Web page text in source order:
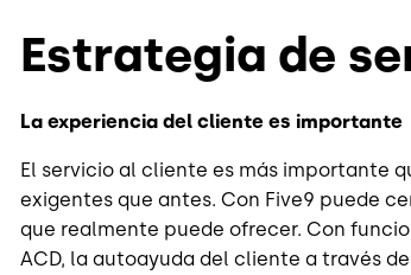
Estrategia de
La experiencia del cliente es importante
El servicio al cliente es más importante
exigentes que antes. Con Five9 puede
que realmente puede ofrecer. Con
ACD, la autoayuda del cliente a través de